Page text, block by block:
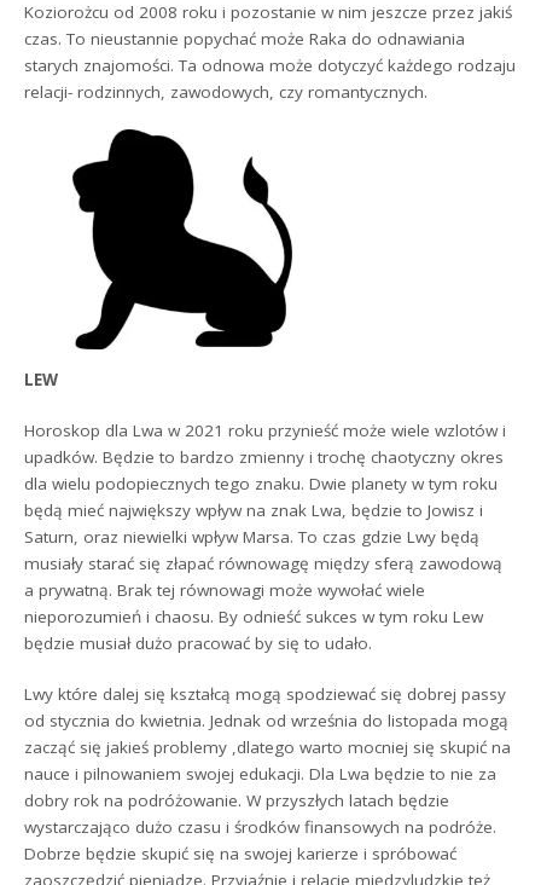
Koziorożcu od 2008 roku i pozostanie w nim jeszcze przez jakiś
czas. To nieustannie popychać może Raka do odnawiania
starych znajomości. Ta odnowa może dotyczyć każdego rodzaju
relacji- rodzinnych, zawodowych, czy romantycznych.
LEW
Horoskop dla Lwa w 2021 roku przynieść może wiele wzlotów i
upadków. Będzie to bardzo zmienny i trochę chaotyczny okres
dla wielu podopiecznych tego znaku. Dwie planety w tym roku
będą mieć największy wpływ na znak Lwa, będzie to Jowisz i
Saturn, oraz niewielki wpływ Marsa. To czas gdzie Lwy będą
musiały starać się złapać równowagę między sferą zawodową
a prywatną. Brak tej równowagi może wywołać wiele
nieporozumień i chaosu. By odnieść sukces w tym roku Lew
będzie musiał dużo pracować by się to udało.
Lwy które dalej się kształcą mogą spodziewać się dobrej passy
od stycznia do kwietnia. Jednak od września do listopada mogą
zacząć się jakieś problemy ,dlatego warto mocniej się skupić na
nauce i pilnowaniem swojej edukacji. Dla Lwa będzie to nie za
dobry rok na podróżowanie. W przyszłych latach będzie
wystarczająco dużo czasu i środków finansowych na podróże.
Dobrze będzie skupić się na swojej karierze i spróbować
zaoszczędzić pieniądze. Przyjaźnie i relacje międzyludzkie też